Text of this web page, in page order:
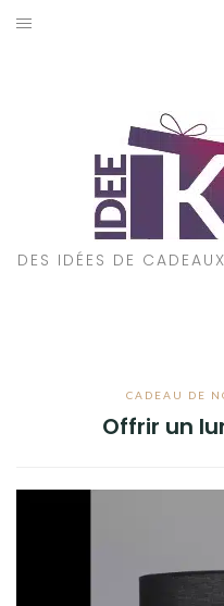
Aller
DES IDÉES DE
CADEAU DE
Offrir un
CADEAUX PAR STYLE
POUR QUI EST CE CADEAU ?
A PROPOS